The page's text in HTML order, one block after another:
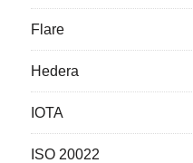
Flare
Hedera
IOTA
ISO 20022